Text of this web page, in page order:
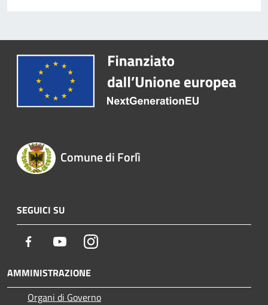
Comune di Forlì
SEGUICI SU
Facebook YoutubeInstagram
AMMINISTRAZIONE
Organi di Governo